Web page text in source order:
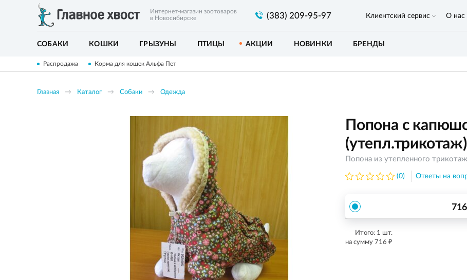
Интернет-магазин зоотоваров
в Новосибирске
(383) 209-95-97 Клиентский сервис О нас
СОБАКИ КОШКИ ГРЫЗУНЫ ПТИЦЫ АКЦИИ НОВИНКИ БРЕНДЫ
Распродажа Корма для кошек Альфа Пет
Главная Каталог Собаки Одежда
Попона с
Попона из утепленного
(0) Ответы на
Итого: 1 шт.
на сумму 716 ₽